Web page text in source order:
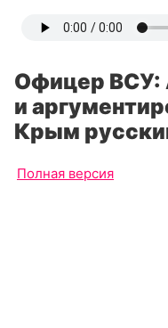
Офицер ВСУ:
и
Крым
Полная версия